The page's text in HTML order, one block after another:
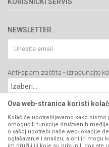
34000 Kragujevac, Srbija
webshop@agromarket.rs
PIB: 102135221
Matični broj: 07593252
Prodavnice
Brendovi
Katalozi
Blog
Najčešća pitanja
Politika privatnosti
Kako kupiti
Isporuka
Click & Collect
Načini plaćanja
Plaćanje karticama
Web kredit Raiffeisen banke
Pravo na odustajanje
Reklamacije
NEWSLETTER
Anti-spam zaštita - izračunajte
VIBER I SMS NEWSLETTER
Ova web-stranica koristi
Kolačiće upotrebljavamo kako bismo
omogućili funkcije društvenih medija
o vašoj upotrebi naše web-lokacije
oglašavanje i analizu, a oni ih mogu